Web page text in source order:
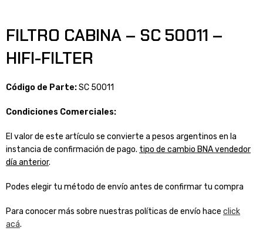
FILTRO CABINA – SC 50011 –
HIFI-FILTER
Código de Parte:SC 50011
Condiciones Comerciales:
El valor de este artículo se convierte a pesos argentinos en la
instancia de confirmación de pago. tipo de cambio BNA vendedor
día anterior.
Podes elegir tu método de envío antes de confirmar tu compra
Para conocer más sobre nuestras políticas de envío hace click
acá.